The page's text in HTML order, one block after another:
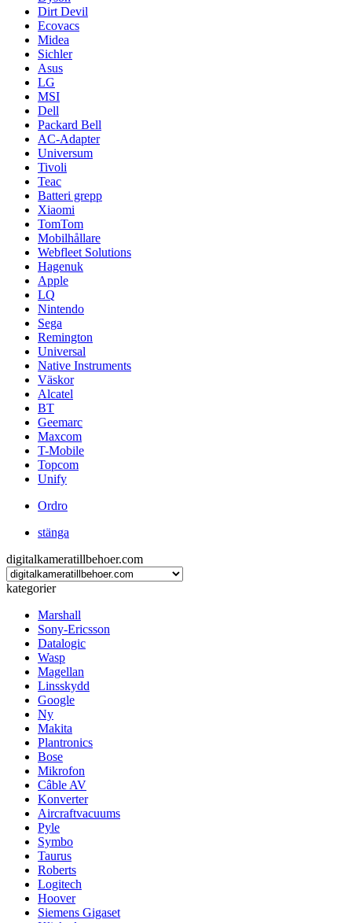
Dirt Devil
Ecovacs
Midea
Sichler
Asus
LG
MSI
Dell
Packard Bell
AC-Adapter
Universum
Tivoli
Teac
Batteri grepp
Xiaomi
TomTom
Mobilhållare
Webfleet Solutions
Hagenuk
Apple
LQ
Nintendo
Sega
Remington
Universal
Native Instruments
Väskor
Alcatel
BT
Geemarc
Maxcom
T-Mobile
Topcom
Unify
Ordro
stänga
digitalkameratillbehoer.com
kategorier
Marshall
Sony-Ericsson
Datalogic
Wasp
Magellan
Linsskydd
Google
Ny
Makita
Plantronics
Bose
Mikrofon
Câble AV
Konverter
Aircraftvacuums
Pyle
Symbo
Taurus
Roberts
Logitech
Hoover
Siemens Gigaset